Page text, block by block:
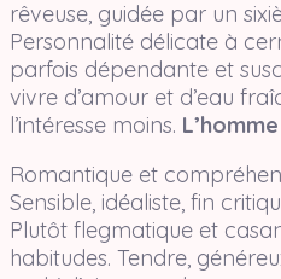
rêveuse, guidée par un
Personnalité délicate à
parfois dépendante et
vivre d’amour et d’eau
l’intéresse moins.
Romantique et
Sensible, idéaliste, fin
Plutôt flegmatique et
habitudes. Tendre,